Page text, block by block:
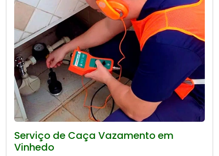
Serviço de Caça Vazamento em
Vinhedo